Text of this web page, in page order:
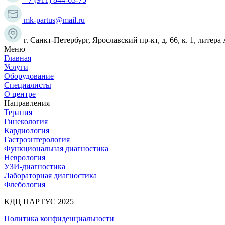
mk-partus@mail.ru
г. Санкт-Петербург, Ярославский пр-кт, д. 66, к. 1, литера
Меню
Главная
Услуги
Оборудование
Специалисты
О центре
Направления
Терапия
Гинекология
Кардиология
Гастроэнтерология
Функциональная диагностика
Неврология
УЗИ-диагностика
Лабораторная диагностика
Флебология
КДЦ ПАРТУС 2025
Политика конфиденциальности